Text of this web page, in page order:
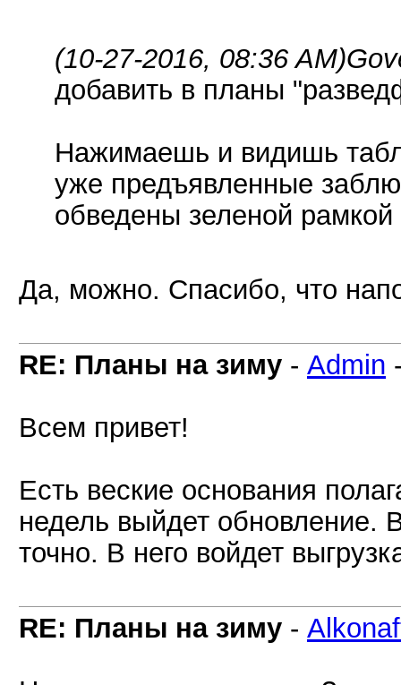
(10-27-2016, 08:36 AM)
добавить в планы
Нажимаешь и видишь
уже предъявленные
обведены зеленой
Да, можно. Спасибо, что
RE: Планы на зиму - Admin
Всем привет!
Есть веские основания
недель выйдет обновление.
точно. В него войдет
RE: Планы на зиму -